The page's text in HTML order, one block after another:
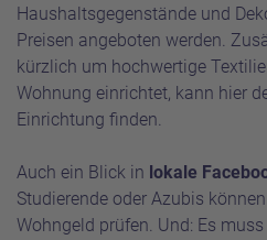
Haushaltsgegenstände und
Preisen angeboten werden.
kürzlich um hochwertige
Wohnung einrichtet, kann hier
Einrichtung finden.
Auch ein Blick in lokale
Studierende oder Azubis
Wohngeld prüfen. Und: Es